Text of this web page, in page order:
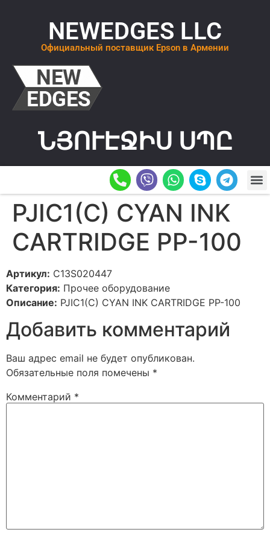
NEWEDGES LLC
Официальный поставщик Epson в Армении
ՆՅՈՒԷՋԻՍ ՍՊԸ
PJIC1(C) CYAN INK
CARTRIDGE PP-100
Артикул: C13S020447
Категория: Прочее оборудование
Описание: PJIC1(C) CYAN INK CARTRIDGE PP-100
Добавить комментарий
Ваш адрес email не будет опубликован.
Обязательные поля помечены *
Комментарий *